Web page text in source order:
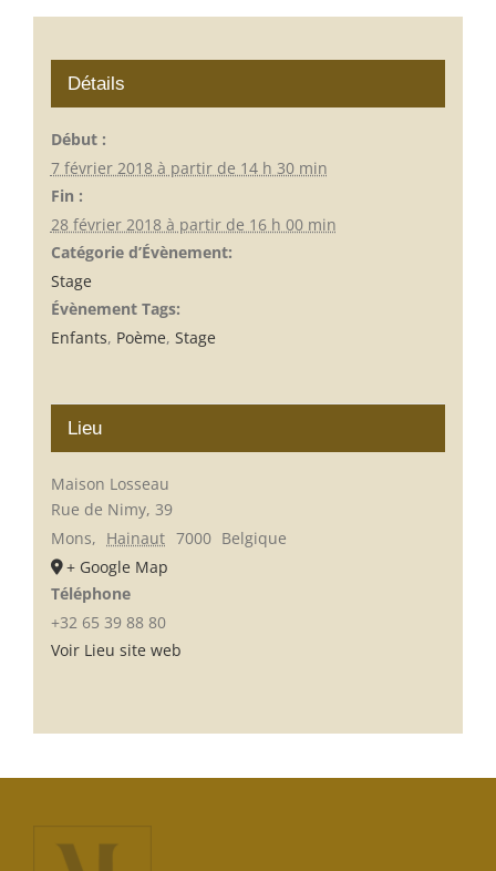
Détails
Début :
7 février 2018 à partir de 14 h 30 min
Fin :
28 février 2018 à partir de 16 h 00 min
Catégorie d’Évènement:
Stage
Évènement Tags:
Enfants, Poème, Stage
Lieu
Maison Losseau
Rue de Nimy, 39
Mons, Hainaut 7000 Belgique
+ Google Map
Téléphone
+32 65 39 88 80
Voir Lieu site web